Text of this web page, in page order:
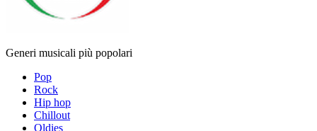
Generi musicali più popolari
Pop
Rock
Hip hop
Chillout
Oldies